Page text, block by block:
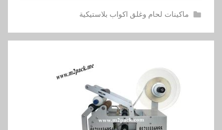
ماكينات لحام وغلق اكواب بلاستيكية